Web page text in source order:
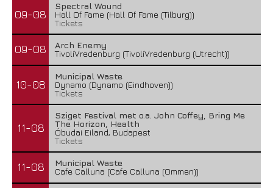
09-08
Spectral Wound
Hall Of Fame (Hall Of Fame (Tilburg))
Tickets
09-08
Arch Enemy
TivoliVredenburg (TivoliVredenburg (Utrecht))
10-08
Municipal Waste
Dynamo (Dynamo (Eindhoven))
Tickets
11-08
Sziget Festival met o.a. John Coffey, Bring Me
The Horizon, Health
Óbudai Eiland, Budapest
Tickets
11-08
Municipal Waste
Cafe Calluna (Cafe Calluna (Ommen))